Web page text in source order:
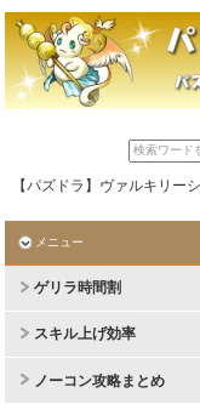
【パズドラ】ヴァルキリー
メニュー
ゲリラ時間割
スキル上げ効率
ノーコン攻略まとめ